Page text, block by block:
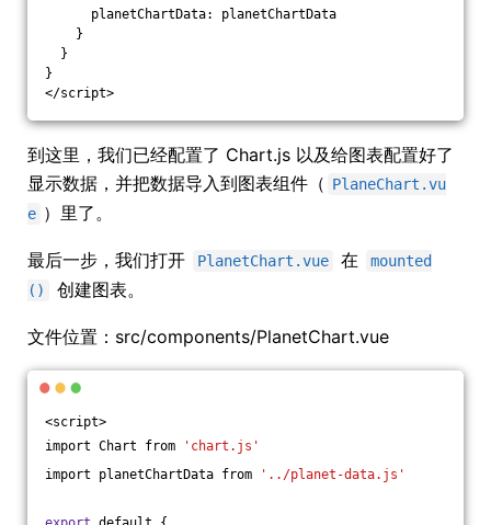
planetChartData: planetChartData
}
}
}
</script>
到这里，我们已经配置了 Chart.js 以及给图表配置好了
显示数据，并把数据导入到图表组件（ PlaneChart.vu
e ）里了。
最后一步，我们打开 PlanetChart.vue 在
mounted
()
创建图表。
文件位置：src/components/PlanetChart.vue
<script>
import Chart from
'chart.js'
import planetChartData from
'../planet-data.js'